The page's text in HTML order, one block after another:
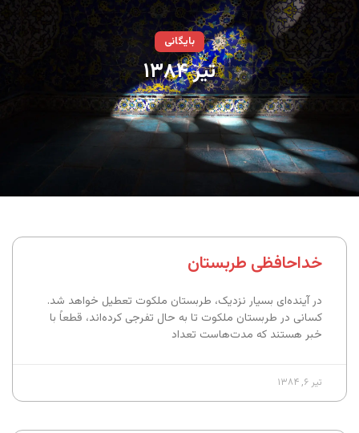
بایگانی
تیر ۱۳۸۴
خداحافظی طربستان
در آینده‌ای بسیار نزدیک، طربستان ملکوت تعطیل خواهد شد.
کسانی در طربستان ملکوت تا به حال تفرجی کرده‌اند، قطعاً با
خبر هستند که مدت‌هاست تعداد
تیر ۶, ۱۳۸۴